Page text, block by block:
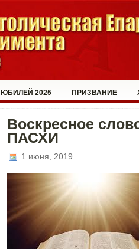
ЮБИЛЕЙ 2025 ПРИЗВАНИЕ
Воскресное
ПАСХИ
1 июня, 2019